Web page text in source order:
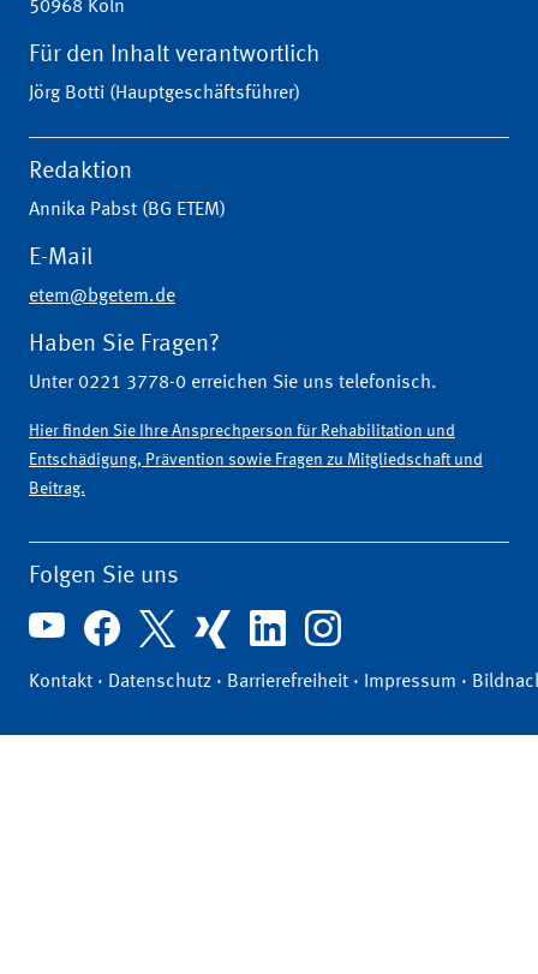
50968 Köln
Für den Inhalt verantwortlich
Jörg Botti (Hauptgeschäftsführer)
Redaktion
Annika Pabst (BG ETEM)
E-Mail
etem@bgetem.de
Haben Sie Fragen?
Unter 0221 3778-0 erreichen Sie uns telefonisch.
Hier finden Sie Ihre Ansprechperson für Rehabilitation und
Entschädigung, Prävention sowie Fragen zu Mitgliedschaft und
Beitrag.
Folgen Sie uns
Kontakt · Datenschutz · Barrierefreiheit · Impressum ·